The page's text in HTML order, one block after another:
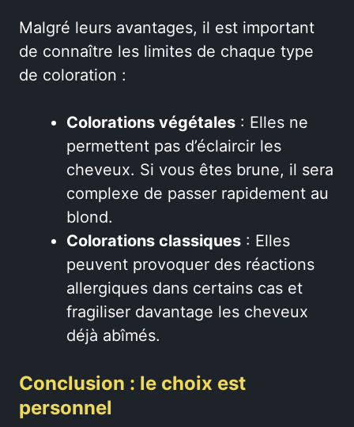
Malgré leurs avantages, il est important
de connaître les limites de chaque type
de coloration :
Colorations végétales : Elles ne
permettent pas d’éclaircir les
cheveux. Si vous êtes brune, il sera
complexe de passer rapidement au
blond.
Colorations classiques : Elles
peuvent provoquer des réactions
allergiques dans certains cas et
fragiliser davantage les cheveux
déjà abîmés.
Conclusion : le choix est
personnel